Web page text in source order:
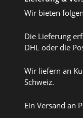
Wir bieten
Die Lieferung
DHL oder die
Wir liefern an
Schweiz.
Ein Versand an